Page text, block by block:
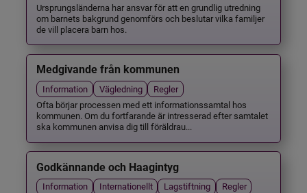
Ursprungsländerna har ansvar för att en grundlig utredning
om barnets bakgrund genomförs och beslutar vilka familjer
de vill placera barn hos.
Medgivande från kommunen
Information Vägledning
Regler
Ofta börjar processen med ett informationssamtal hos
kommunen. Om du fortfarande är intresserad efter samtalet
ska kommunen anvisa dig till föräldrau...
Godkännande och Haagintyg
Information Internationellt Lagstiftning
Regler